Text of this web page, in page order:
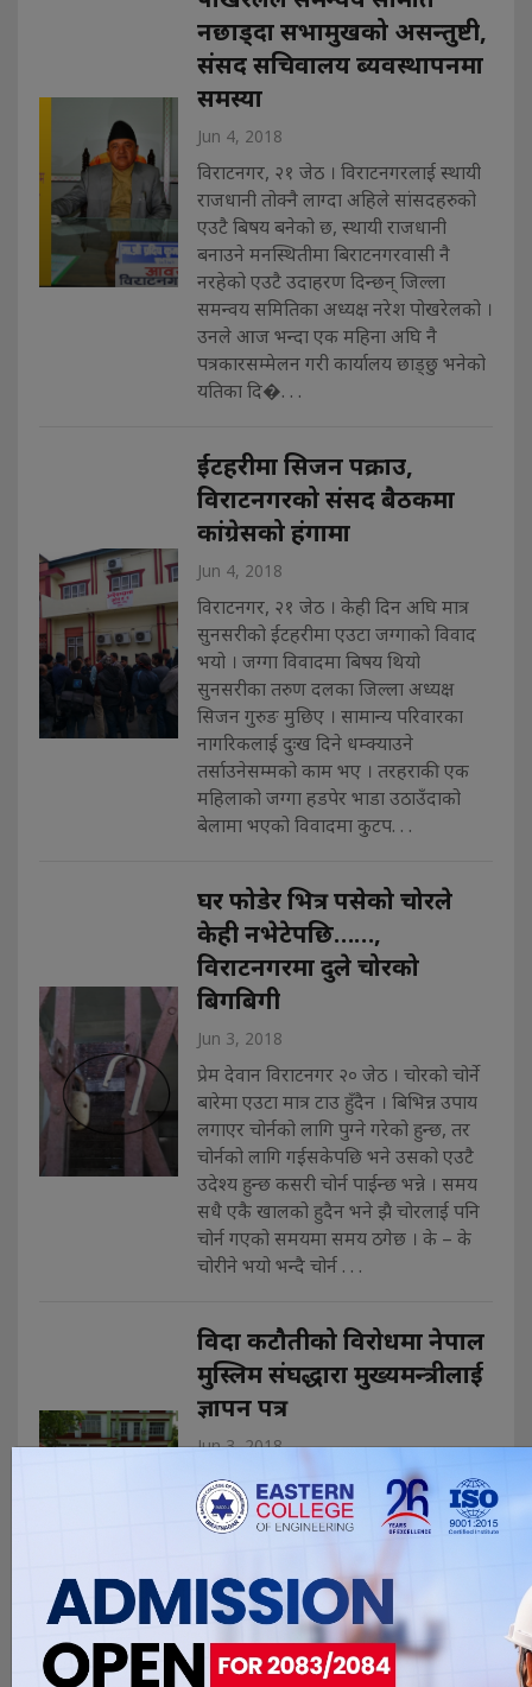
नछाड्दा सभामुखको असन्तुष्टी,
संसद सचिवालय ब्यवस्थापनमा
समस्या
Jun 4, 2018
विराटनगर, २१ जेठ । विराटनगरलाई स्थायी
राजधानी तोक्नै लाग्दा अहिले सांसदहरुको
एउटै बिषय बनेको छ, स्थायी राजधानी
बनाउने मनस्थितीमा बिराटनगरवासी नै
नरहेको एउटै उदाहरण दिन्छन् जिल्ला
समन्वय समितिका अध्यक्ष नरेश पोखरेलको ।
उनले आज भन्दा एक महिना अघि नै
पत्रकारसम्मेलन गरी कार्यालय छाड्छु भनेको
यतिका दि�. . .
ईटहरीमा सिजन पक्राउ,
विराटनगरको संसद बैठकमा
कांग्रेसको हंगामा
Jun 4, 2018
विराटनगर, २१ जेठ । केही दिन अघि मात्र
सुनसरीको ईटहरीमा एउटा जग्गाको विवाद
भयो । जग्गा विवादमा बिषय थियो
सुनसरीका तरुण दलका जिल्ला अध्यक्ष
सिजन गुरुङ मुछिए । सामान्य परिवारका
नागरिकलाई दुःख दिने धम्क्याउने
तर्साउनेसम्मको काम भए । तरहराकी एक
महिलाको जग्गा हडपेर भाडा उठाउँदाको
बेलामा भएको विवादमा कुटप. . .
घर फोडेर भित्र पसेको चोरले
केही नभेटेपछि……,
विराटनगरमा दुले चोरको
बिगबिगी
Jun 3, 2018
प्रेम देवान विराटनगर २० जेठ । चोरको चोर्ने
बारेमा एउटा मात्र टाउ हुँदैन । बिभिन्न उपाय
लगाएर चोर्नको लागि पुग्ने गरेको हुन्छ, तर
चोर्नको लागि गईसकेपछि भने उसको एउटै
उदेश्य हुन्छ कसरी चोर्न पाईन्छ भन्ने । समय
सधै एकै खालको हुदैन भने झै चोरलाई पनि
चोर्न गएको समयमा समय ठगेछ । के – के
चोरीने भयो भन्दै चोर्न . . .
विदा कटौतीको विरोधमा नेपाल
मुस्लिम संघद्धारा मुख्यमन्त्रीलाई
ज्ञापन पत्र
Jun 3, 2018
विराटनगर, २० जेठ । नेपाल मुस्लिम संघ १
नम्बर प्रदेश समितिले राष्ट्रिय पर्व कटौती
गरेको भन्दै एक नम्बर प्रदेशका मुख्यमन्त्री
शेरधन राईलाई ज्ञापन पत्र बुझाएको छ ।
नेपाल मुस्लिम संघ १ नम्बर प्रदेश समिति
लगाय मुस्लिम अगुवाहरुले मुख्यमन्त्री
राईलाई ज्ञापनपत्र बुझाएको हो । मुस्लिम
समुदायले बामपन्थी नेत�. . .